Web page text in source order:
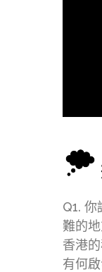
Q1.
難的
香港
有何